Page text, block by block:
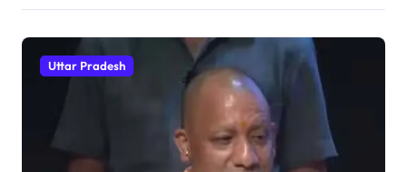
Uttar Pradesh